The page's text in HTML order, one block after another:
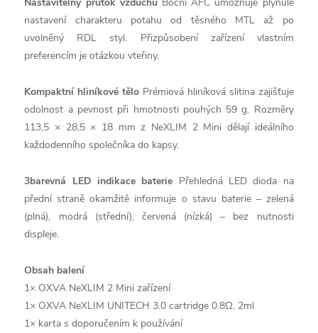
nastavení charakteru potahu od těsného MTL až po
uvolněný RDL styl. Přizpůsobení zařízení vlastním
preferencím je otázkou vteřiny.
Kompaktní hliníkové tělo Prémiová hliníková slitina zajišťuje
odolnost a pevnost při hmotnosti pouhých 59 g. Rozměry
113,5 × 28,5 × 18 mm z NeXLIM 2 Mini dělají ideálního
každodenního společníka do kapsy.
3barevná LED indikace baterie Přehledná LED dioda na
přední straně okamžitě informuje o stavu baterie – zelená
(plná), modrá (střední), červená (nízká) – bez nutnosti
displeje.
Obsah balení
1× OXVA NeXLIM 2 Mini zařízení
1× OXVA NeXLIM UNITECH 3.0 cartridge 0.8Ω, 2ml
1× karta s doporučením k používání